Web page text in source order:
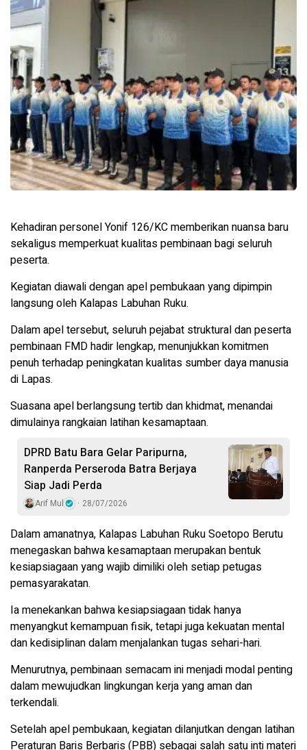
Kehadiran personel Yonif 126/KC memberikan nuansa baru
sekaligus memperkuat kualitas pembinaan bagi seluruh
peserta.
Kegiatan diawali dengan apel pembukaan yang dipimpin
langsung oleh Kalapas Labuhan Ruku.
Dalam apel tersebut, seluruh pejabat struktural dan peserta
pembinaan FMD hadir lengkap, menunjukkan komitmen
penuh terhadap peningkatan kualitas sumber daya manusia
di Lapas.
Suasana apel berlangsung tertib dan khidmat, menandai
dimulainya rangkaian latihan kesamaptaan.
DPRD Batu Bara Gelar Paripurna,
Ranperda Perseroda Batra Berjaya
Siap Jadi Perda
Arif Mul 28/07/2026
Dalam amanatnya, Kalapas Labuhan Ruku Soetopo Berutu
menegaskan bahwa kesamaptaan merupakan bentuk
kesiapsiagaan yang wajib dimiliki oleh setiap petugas
pemasyarakatan.
Ia menekankan bahwa kesiapsiagaan tidak hanya
menyangkut kemampuan fisik, tetapi juga kekuatan mental
dan kedisiplinan dalam menjalankan tugas sehari-hari.
Menurutnya, pembinaan semacam ini menjadi modal penting
dalam mewujudkan lingkungan kerja yang aman dan
terkendali.
Setelah apel pembukaan, kegiatan dilanjutkan dengan latihan
Peraturan Baris Berbaris (PBB) sebagai salah satu inti materi